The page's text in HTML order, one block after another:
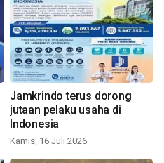
Jamkrindo terus dorong
jutaan pelaku usaha di
Indonesia
Kamis, 16 Juli 2026